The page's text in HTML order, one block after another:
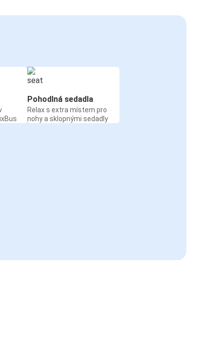
Pohodlná sedadla
Relax s extra místem pro
nohy a sklopnými sedadly